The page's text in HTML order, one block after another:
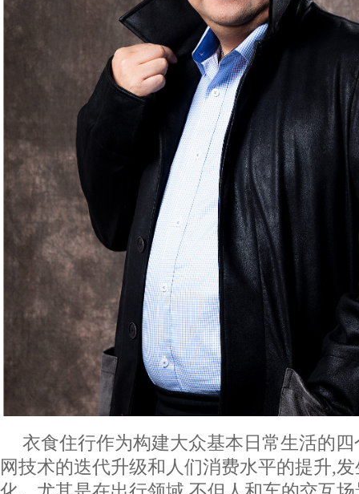
衣食住行作为构建大众基本日常生活的
网技术的迭代升级和人们消费水平的提升,